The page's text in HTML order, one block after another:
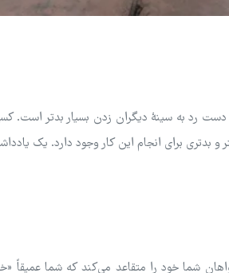
رد به سینۀ دیگران زدن بسیار بدتر است.
و بدتری برای انجام این کار وجود دارد. یک
شما خود را متقاعد می‌کند که شما عمیقاً